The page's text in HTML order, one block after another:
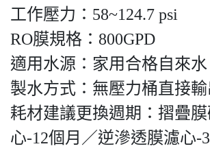
工作壓力：58~124.7 psi
RO膜規格：800GPD
適用水源：家用合格自來水
製水方式：無壓力桶直接輸
耗材建議更換週期：摺疊
心-12個月／逆滲透膜濾心-